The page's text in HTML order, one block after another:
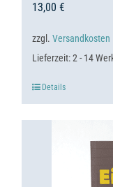
13,00 €
zzgl. Versandkosten
Lieferzeit:2 - 14
Details